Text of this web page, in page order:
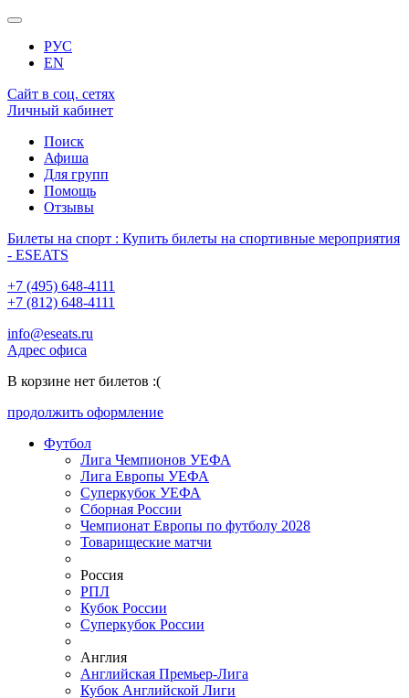
РУС
EN
Сайт в соц. сетях
Личный кабинет
Поиск
Афиша
Для групп
Помощь
Отзывы
Билеты на спорт : Купить билеты на спортивные мероприятия
- ESEATS
+7 (495) 648-4111
+7 (812) 648-4111
info@eseats.ru
Адрес офиса
В корзине нет билетов :(
продолжить оформление
Футбол
Лига Чемпионов УЕФА
Лига Европы УЕФА
Суперкубок УЕФА
Сборная России
Чемпионат Европы по футболу 2028
Товарищеские матчи
Россия
РПЛ
Кубок России
Суперкубок России
Англия
Английская Премьер-Лига
Кубок Английской Лиги